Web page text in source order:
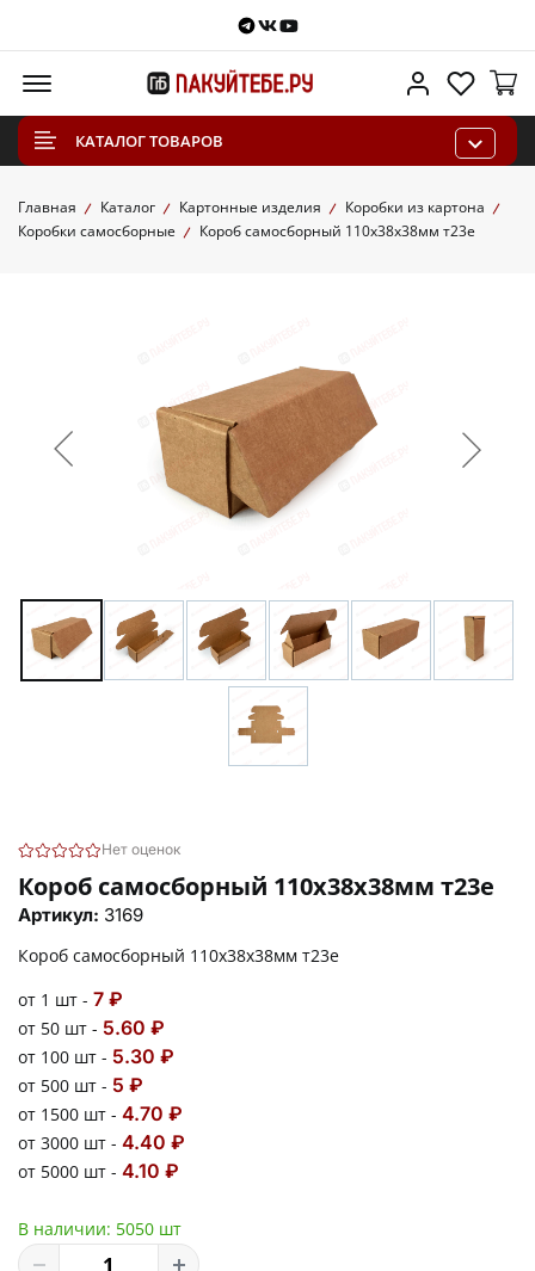
Telegram
VKontakte
Youtube
Личный
КАТАЛОГ ТОВАРОВ
Главная Каталог Картонные изделия
Коробки из картона
Коробки самосборные
Короб самосборный 110х38х38мм т23е
Нет оценок
Короб самосборный 110х38х38мм т23е
Артикул: 3169
Короб самосборный 110х38х38мм т23е
от 1 шт - 7 ₽
от 50 шт - 5.60 ₽
от 100 шт - 5.30 ₽
от 500 шт - 5 ₽
от 1500 шт - 4.70 ₽
от 3000 шт - 4.40 ₽
от 5000 шт - 4.10 ₽
В наличии: 5050 шт